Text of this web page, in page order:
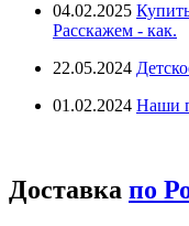
04.02.2025
Расскажем - как.
22.05.2024
01.02.2024 Наши
Доставка по